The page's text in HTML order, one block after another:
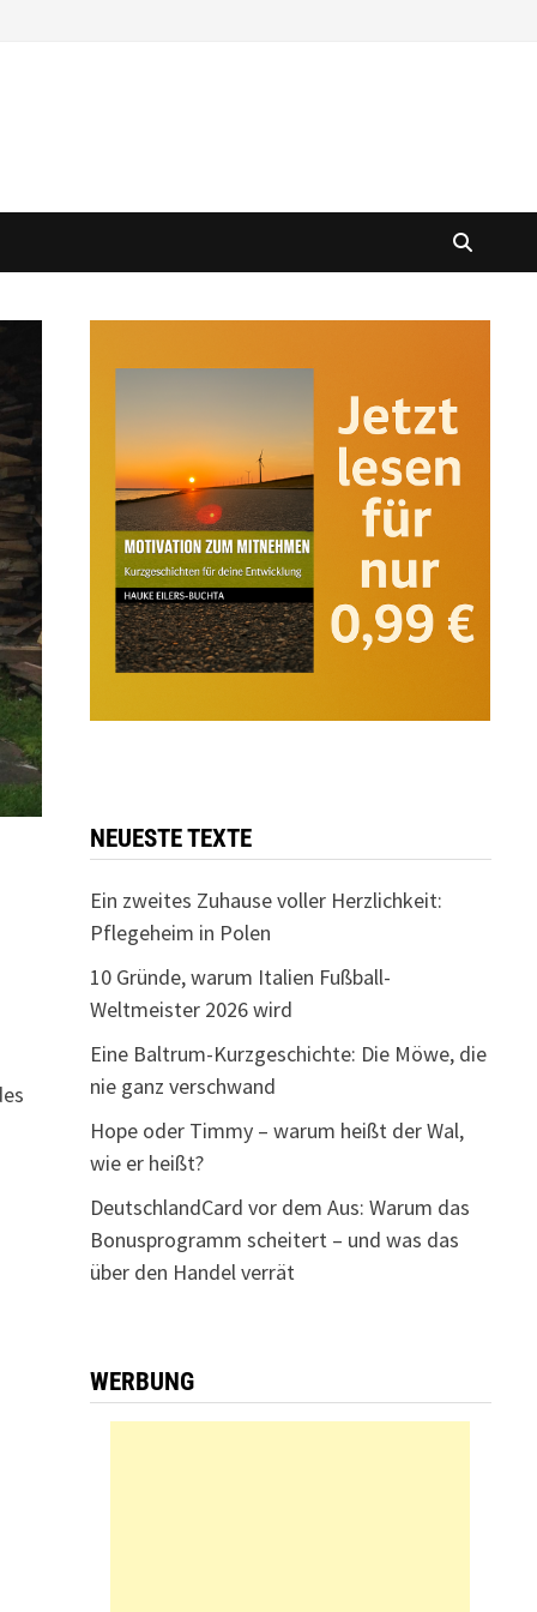
NEUESTE TEXTE
Ein zweites Zuhause voller Herzlichkeit:
Pflegeheim in Polen
10 Gründe, warum Italien Fußball-
Weltmeister 2026 wird
Eine Baltrum-Kurzgeschichte: Die Möwe, die
nie ganz verschwand
Hope oder Timmy – warum heißt der Wal,
wie er heißt?
DeutschlandCard vor dem Aus: Warum das
Bonusprogramm scheitert – und was das
über den Handel verrät
WERBUNG